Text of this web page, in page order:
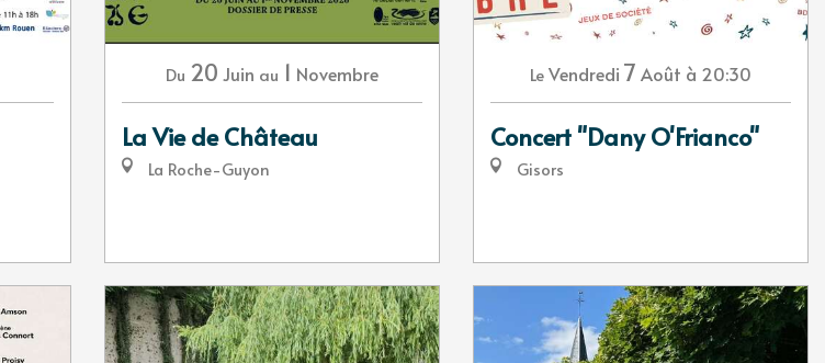
Du 20 Juin au 1 Novembre
La Vie de Château
La Roche-Guyon
LeVendredi 7 Août à 20:30
Concert "Dany O'Frianco"
Gisors